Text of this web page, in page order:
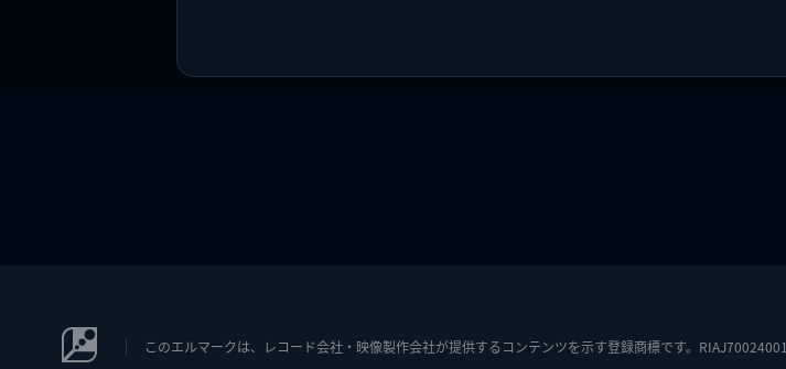
このエルマークは、レコード会社・映像製作会社が提供するコンテンツを示す登録商標です。RIAJ70024001